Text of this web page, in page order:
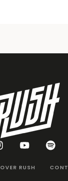
OVER RUSH